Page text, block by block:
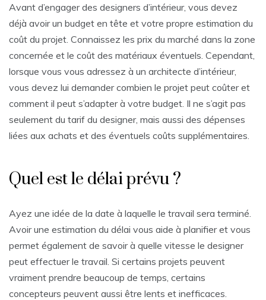
Avant d’engager des designers d’intérieur, vous devez
déjà avoir un budget en tête et votre propre estimation du
coût du projet. Connaissez les prix du marché dans la zone
concernée et le coût des matériaux éventuels. Cependant,
lorsque vous vous adressez à un architecte d’intérieur,
vous devez lui demander combien le projet peut coûter et
comment il peut s’adapter à votre budget. Il ne s’agit pas
seulement du tarif du designer, mais aussi des dépenses
liées aux achats et des éventuels coûts supplémentaires.
Quel est le délai prévu ?
Ayez une idée de la date à laquelle le travail sera terminé.
Avoir une estimation du délai vous aide à planifier et vous
permet également de savoir à quelle vitesse le designer
peut effectuer le travail. Si certains projets peuvent
vraiment prendre beaucoup de temps, certains
concepteurs peuvent aussi être lents et inefficaces.